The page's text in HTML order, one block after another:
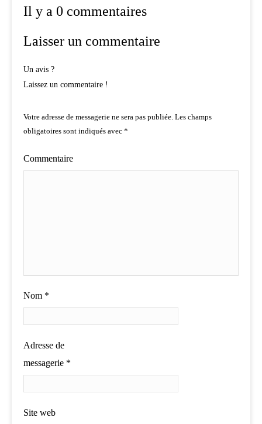
Il y a 0 commentaires
Laisser un commentaire
Un avis ?
Laissez un commentaire !
Votre adresse de messagerie ne sera pas publiée. Les champs
obligatoires sont indiqués avec *
Commentaire
Nom *
Adresse de
messagerie *
Site web